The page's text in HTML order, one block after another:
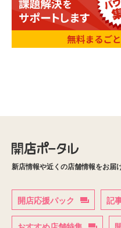
新店情報や近くの店舗情報をお届
開店応援パック 記